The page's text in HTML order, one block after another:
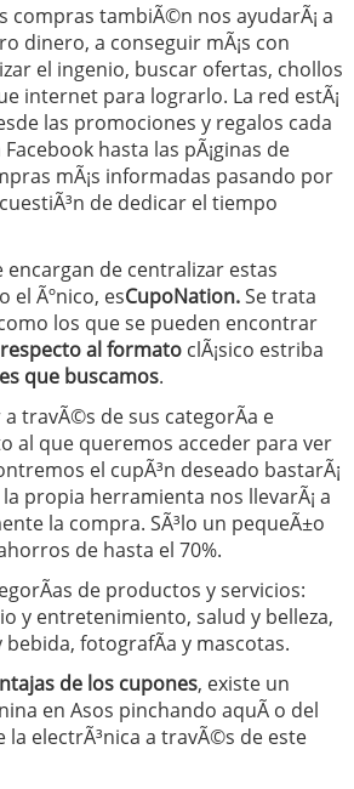
tambiÃ©n nos ayudarÃ¡ a
dinero, a conseguir mÃ¡s con
el ingenio, buscar ofertas, chollos
internet para lograrlo. La red estÃ¡
las promociones y regalos cada
hasta las pÃ¡ginas de
mÃ¡s informadas pasando por
de dedicar el tiempo
de centralizar estas
el Ãºnico, esCupoNation.Se trata
los que se pueden encontrar
al formato clÃ¡sico estriba
que buscamos.
travÃ©s de sus categorÃ­a e
al que queremos acceder para ver
el cupÃ³n deseado bastarÃ¡
propia herramienta nos llevarÃ¡ a
la compra. SÃ³lo un pequeÃ±o
de hasta el 70%.
de productos y servicios:
y entretenimiento, salud y belleza,
fotografÃ­a y mascotas.
de los cupones, existe un
en Asos pinchando aquÃ­ o del
electrÃ³nica a travÃ©s de este